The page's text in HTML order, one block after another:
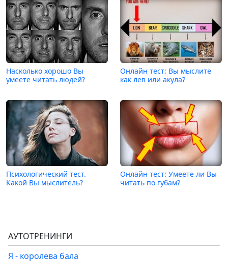
Насколько хорошо Вы
умеете читать людей?
Онлайн тест: Вы мыслите
как лев или акула?
Психологический тест.
Какой Вы мыслитель?
Онлайн тест: Умеете ли Вы
читать по губам?
АУТОТРЕНИНГИ
Я - королева бала